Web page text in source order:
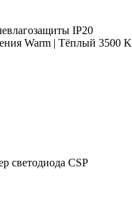
IP20
Warm | Тёплый 3500 K
светодиода CSP